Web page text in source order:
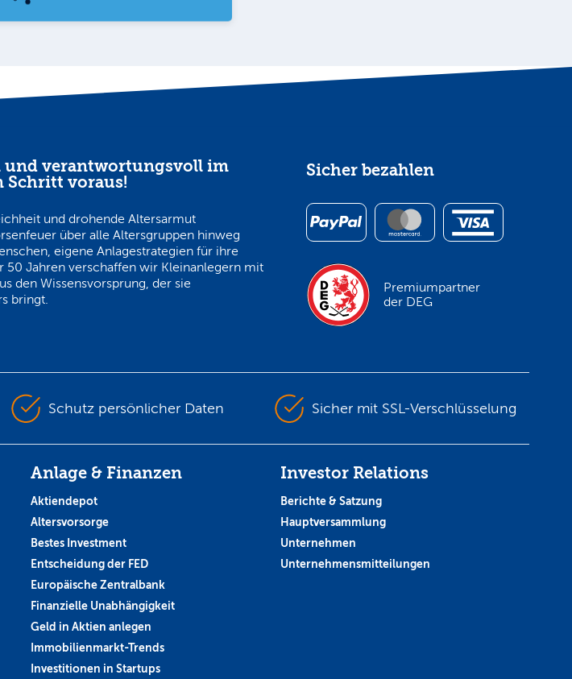
und verantwortungsvoll im
Schritt voraus!
und drohende Altersarmut
über alle Altersgruppen hinweg
eigene Anlagestrategien für ihre
Jahren verschaffen wir Kleinanlegern mit
den Wissensvorsprung, der sie
bringt.
Sicher bezahlen
Premiumpartner
der DEG
Schutz persönlicher Daten Sicher mit SSL-Verschlüsselung
Anlage & Finanzen
Aktiendepot
Altersvorsorge
Bestes Investment
Entscheidung der FED
Europäische Zentralbank
Finanzielle Unabhängigkeit
Geld in Aktien anlegen
Immobilienmarkt-Trends
Investitionen in Startups
Investor Relations
Berichte & Satzung
Hauptversammlung
Unternehmen
Unternehmensmitteilungen